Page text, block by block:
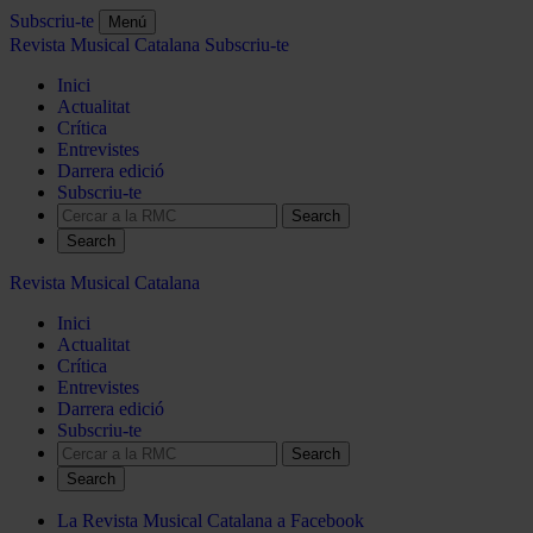
Subscriu-te Menú
Revista Musical Catalana Subscriu-te
Inici
Actualitat
Crítica
Entrevistes
Darrera edició
Subscriu-te
Search
Revista Musical Catalana
Inici
Actualitat
Crítica
Entrevistes
Darrera edició
Subscriu-te
Search
La Revista Musical Catalana a Facebook